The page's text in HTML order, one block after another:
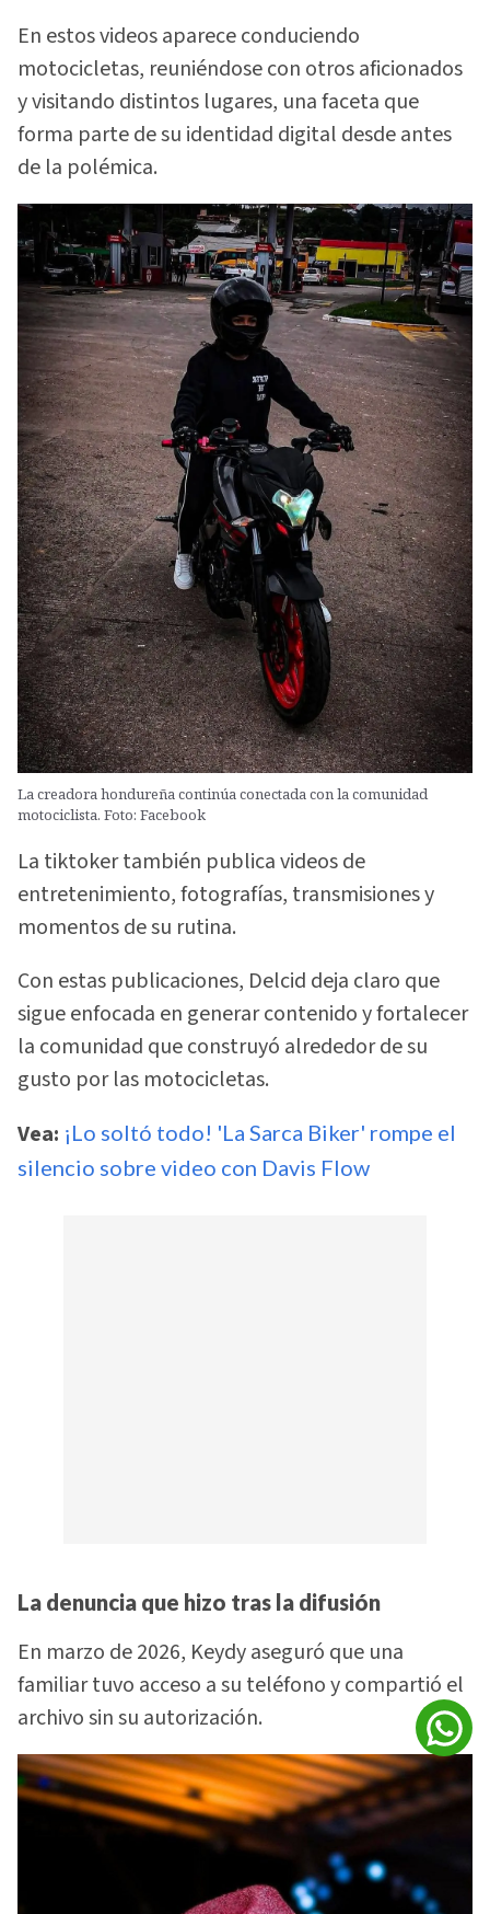
En estos videos aparece conduciendo
motocicletas, reuniéndose con otros aficionados
y visitando distintos lugares, una faceta que
forma parte de su identidad digital desde antes
de la polémica.
La creadora hondureña continúa conectada con la comunidad
motociclista. Foto: Facebook
La tiktoker también publica videos de
entretenimiento, fotografías, transmisiones y
momentos de su rutina.
Con estas publicaciones, Delcid deja claro que
sigue enfocada en generar contenido y fortalecer
la comunidad que construyó alrededor de su
gusto por las motocicletas.
Vea: ¡Lo soltó todo! 'La Sarca Biker' rompe el
silencio sobre video con Davis Flow
La denuncia que hizo tras la difusión
En marzo de 2026, Keydy aseguró que una
familiar tuvo acceso a su teléfono y compartió el
archivo sin su autorización.